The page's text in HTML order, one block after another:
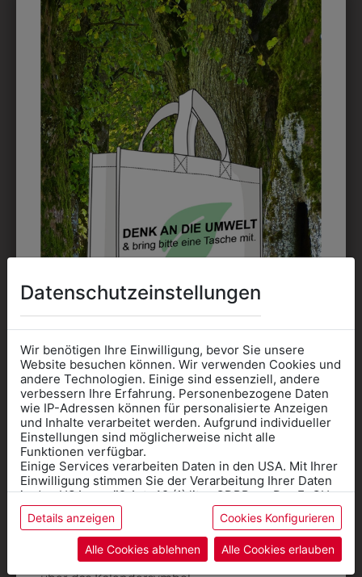
361000033
KOCHKNÖPFE
BOUNTY
€ 3,90
6HSW60471001
SCHÜRZE 60 BLUE
SHADOW
€ 14,90
6KHAUBE471001
KOCHHAUBE BLUE
SHADOW
€ 15,90
36155003
6 PANEL FALTBARE
€ 7,90
Datenschutzeinstellungen
Wir benötigen Ihre Einwilligung, bevor Sie unsere
Website besuchen können. Wir verwenden Cookies und
andere Technologien. Einige sind essenziell, andere
verbessern Ihre Erfahrung. Personenbezogene Daten
wie IP-Adressen können für personalisierte Anzeigen
und Inhalte verarbeitet werden. Aufgrund individueller
Einstellungen sind möglicherweise nicht alle
Funktionen verfügbar.
Einige Services verarbeiten Daten in den USA. Mit Ihrer
Einwilligung stimmen Sie der Verarbeitung Ihrer Daten
in den USA gemäß Art. 49 (1) lit. a GDPR zu. Der EuGH
stuft die USA als Land mit unzureichendem Datenschutz
ein, und es besteht das Risiko, dass US-Behörden
Daten ohne Klagemöglichkeit für Europäer überwachen.
Details anzeigen Cookies Konfigurieren
Alle Cookies ablehnen Alle Cookies erlauben
Informationen wenn Sie
Kleidung
für die SCHULE
benötigen
Online Shop: Klick auf SCHULE in der
Kategorie und die richtige Schule auswählen.
AnprobeVorort im Geschäft: Termin buchen